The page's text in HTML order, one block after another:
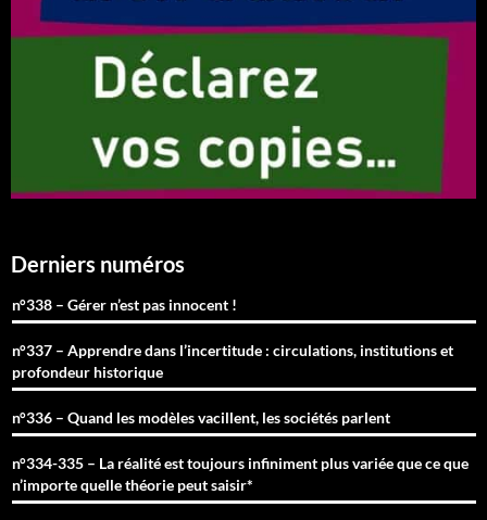
Derniers numéros
n°338 – Gérer n’est pas innocent !
n°337 – Apprendre dans l’incertitude : circulations, institutions et
profondeur historique
n°336 – Quand les modèles vacillent, les sociétés parlent
n°334-335 – La réalité est toujours infiniment plus variée que ce que
n’importe quelle théorie peut saisir*